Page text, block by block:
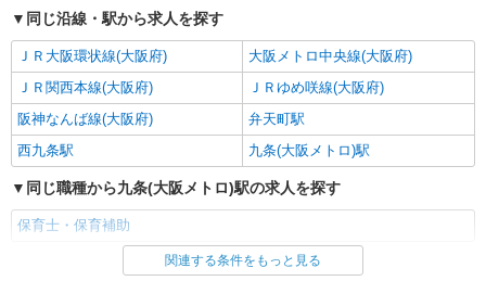
同じ沿線・駅から求人を探す
ＪＲ大阪環状線(大阪府)
大阪メトロ中央線(大阪府)
ＪＲ関西本線(大阪府)
ＪＲゆめ咲線(大阪府)
阪神なんば線(大阪府)
弁天町駅
西九条駅
九条(大阪メトロ)駅
同じ職種から九条(大阪メトロ)駅の求人を探す
保育士・保育補助
同じ雇用形態から九条(大阪メトロ)駅の求人を探す
関連する条件をもっと見る